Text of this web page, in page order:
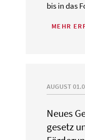
bis in das
MEHR
AUGUST
Neues
gesetz